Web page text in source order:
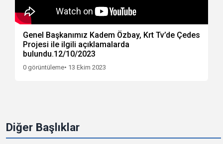
Diğer Başlıklar
Genel Başkanımız Kadem Özbay, Krt Tv’de Çedes
Projesi ile ilgili açıklamalarda
bulundu.12/10/2023
0 görüntüleme• 13 Ekim 2023